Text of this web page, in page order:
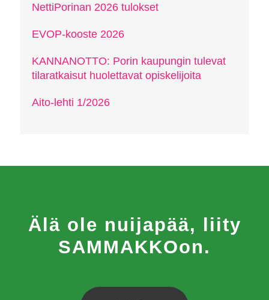
NettiPorinan 2026 tulokset
EVOP-kooste 2026
KANNANOTTO: Porin kaupungin tulevat
tilaratkaisut huolettavat opiskelijoita
Aito-lehti 1/2026
Älä ole nuijapää, liity
SAMMAKKOon.